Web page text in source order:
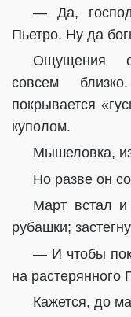
— Да,
Пьетро. Ну да
Ощущения
совсем
покрывается
куполом.
Мышеловка,
Но разве он
Март встал и
рубашки;
— И чтобы
на
Кажется, до